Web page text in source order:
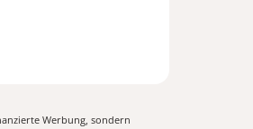
Werbung, sondern